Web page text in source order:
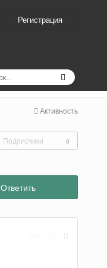
Регистрация
Активность
Подписчики 0
Ответить